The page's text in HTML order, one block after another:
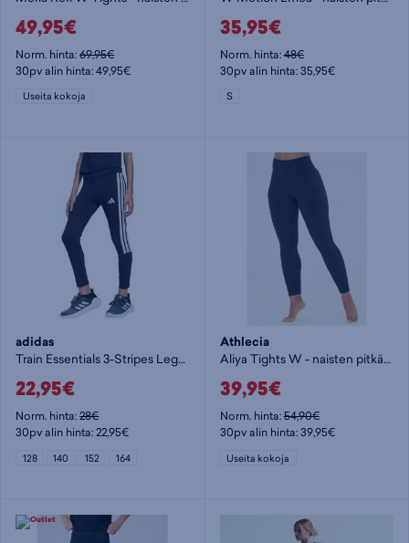
49,95€
Norm. hinta:69,95€
30pv alin hinta: 49,95€
Useita kokoja
35,95€
Norm. hinta:48€
30pv alin hinta: 35,95€
S
adidas
Train Essentials 3-Stripes Leggings Jr - tyttöjen pitkät trikoot
22,95€
Norm. hinta:28€
30pv alin hinta: 22,95€
128 140 152 164
Athlecia
Aliya Tights W - naisten pitkät trikoot
39,95€
Norm. hinta:54,90€
30pv alin hinta: 39,95€
Useita kokoja